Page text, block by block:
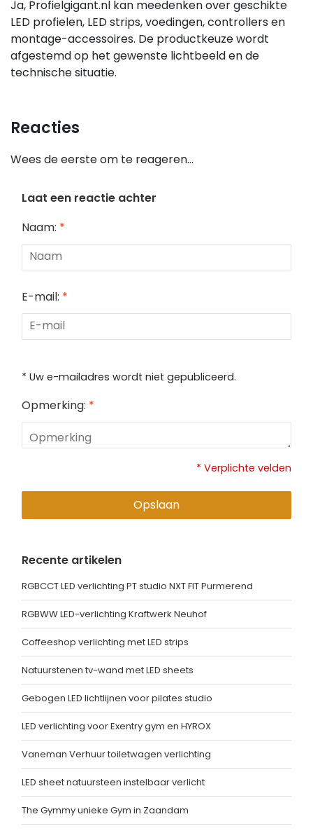
Ja, Profielgigant.nl kan meedenken over geschikte
LED profielen, LED strips, voedingen, controllers en
montage-accessoires. De productkeuze wordt
afgestemd op het gewenste lichtbeeld en de
technische situatie.
Reacties
Wees de eerste om te reageren...
Laat een reactie achter
Naam: *
E-mail: *
* Uw e-mailadres wordt niet gepubliceerd.
Opmerking: *
* Verplichte velden
Opslaan
Recente artikelen
RGBCCT LED verlichting PT studio NXT FIT Purmerend
RGBWW LED-verlichting Kraftwerk Neuhof
Coffeeshop verlichting met LED strips
Natuurstenen tv-wand met LED sheets
Gebogen LED lichtlijnen voor pilates studio
LED verlichting voor Exentry gym en HYROX
Vaneman Verhuur toiletwagen verlichting
LED sheet natuursteen instelbaar verlicht
The Gymmy unieke Gym in Zaandam